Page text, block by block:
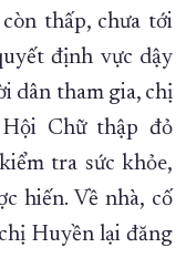
thấp, chưa tới
định vực dậy
dân tham gia, chị
Chữ thập đỏ
tra sức khỏe,
hiến. Về nhà, cố
Huyền lại đăng